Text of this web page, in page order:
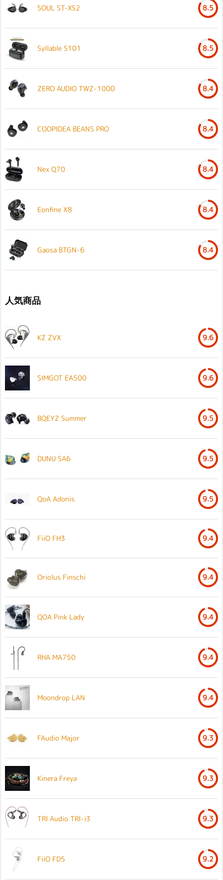
SOUL ST-XS2 8.5
Syllable S101 8.5
ZERO AUDIO TWZ-1000 8.4
COOPIDEA BEANS PRO 8.4
Nex Q70 8.4
Eonfine X8 8.4
Gaosa BTGN-6 8.4
人気商品
KZ ZVX 9.6
SIMGOT EA500 9.6
BQEYZ Summer 9.5
DUNU SA6 9.5
QoA Adonis 9.5
FiiO FH3 9.4
Oriolus Finschi 9.4
QOA Pink Lady 9.4
RHA MA750 9.4
Moondrop LAN 9.4
FAudio Major 9.3
Kinera Freya 9.3
TRI Audio TRI-i3 9.3
FiiO FD5 9.2